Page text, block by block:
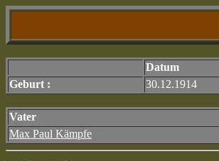
Datum
Geburt :
30.12.1914
Vater
Max Paul Kämpfe